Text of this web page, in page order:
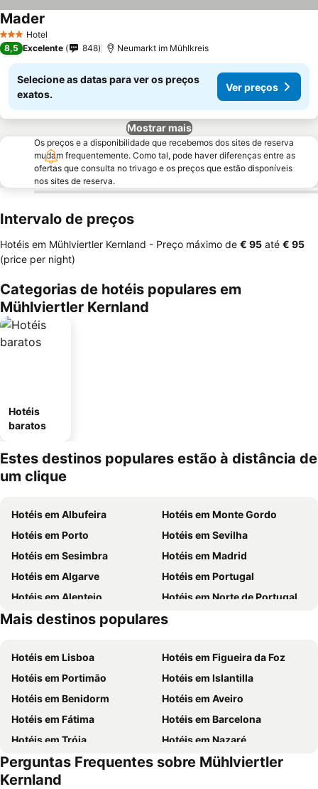
3 EstrelasHotel
Mader
8,5 Excelente 848 Neumarkt im Mühlkreis
Selecione as datas para ver os preços
exatos.
Ver preços
Mostrar mais
Os preços e a disponibilidade que recebemos dos sites de reserva
mudam frequentemente. Como tal, pode haver diferenças entre as
ofertas que consulta no trivago e os preços que estão disponíveis
nos sites de reserva.
Intervalo de preços
Hotéis em Mühlviertler Kernland - Preço máximo de ‎€ 95 até ‎€ 95
(price per night)
Categorias de hotéis populares em
Mühlviertler Kernland
Hotéis
baratos
Estes destinos populares estão à distância de
um clique
Hotéis em Albufeira
Hotéis em Monte Gordo
Hotéis em Porto
Hotéis em Sevilha
Hotéis em Sesimbra
Hotéis em Madrid
Hotéis em Algarve
Hotéis em Portugal
Hotéis em Alentejo
Hotéis em Norte de Portugal
Hotéis em Espanha
Hotéis em Centro de Portugal
Mais destinos populares
Hotéis em Lisboa
Hotéis em Figueira da Foz
Hotéis em Portimão
Hotéis em Islantilla
Hotéis em Benidorm
Hotéis em Aveiro
Hotéis em Fátima
Hotéis em Barcelona
Hotéis em Tróia
Hotéis em Nazaré
Hotéis em Évora
Hotéis em Peniche
Hotéis em Porto Santo
Perguntas Frequentes sobre Mühlviertler
Kernland